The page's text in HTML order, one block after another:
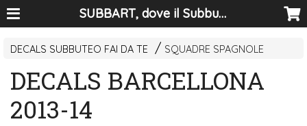
SUBBART, dove il Subbuteo diventa arte
DECALS SUBBUTEO FAI DA TE SQUADRE SPAGNOLE
DECALS BARCELLONA
2013-14